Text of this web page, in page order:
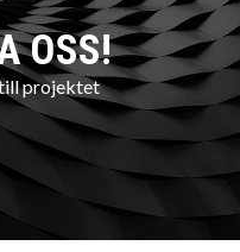
OSS!
projektet